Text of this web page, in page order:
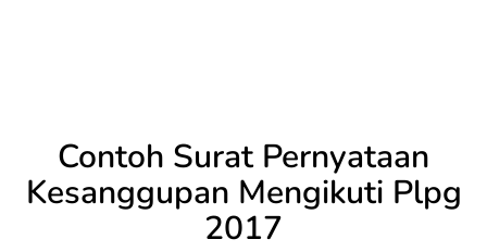
Contoh Surat Pernyataan
Kesanggupan Mengikuti Plpg
2017